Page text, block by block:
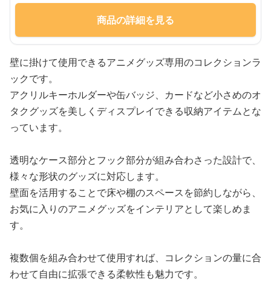
商品の詳細を見る
壁に掛けて使用できるアニメグッズ専用のコレクションラ
ックです。
アクリルキーホルダーや缶バッジ、カードなど小さめのオ
タクグッズを美しくディスプレイできる収納アイテムとな
っています。
透明なケース部分とフック部分が組み合わさった設計で、
様々な形状のグッズに対応します。
壁面を活用することで床や棚のスペースを節約しながら、
お気に入りのアニメグッズをインテリアとして楽しめま
す。
複数個を組み合わせて使用すれば、コレクションの量に合
わせて自由に拡張できる柔軟性も魅力です。